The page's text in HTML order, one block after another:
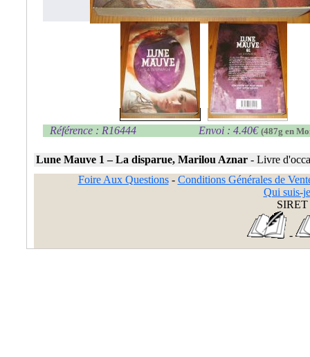
Référence : R16444 Envoi : 4.40€ (487g en
Lune Mauve 1 – La disparue, Marilou Aznar- Livre
Foire Aux Questions- Conditions Générales de
Qui suis-
SIRET
-